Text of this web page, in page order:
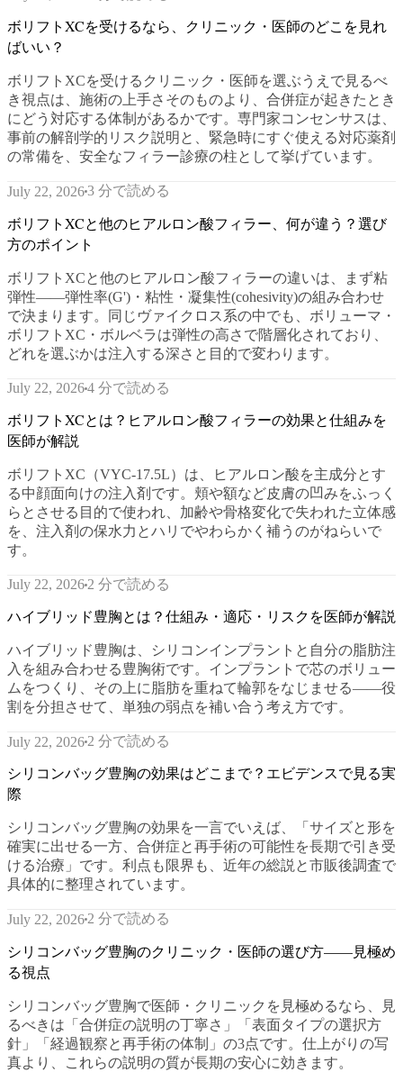
ボリフトXCを受けるなら、クリニック・医師のどこを見れ
ばいい？
ボリフトXCを受けるクリニック・医師を選ぶうえで見るべ
き視点は、施術の上手さそのものより、合併症が起きたとき
にどう対応する体制があるかです。専門家コンセンサスは、
事前の解剖学的リスク説明と、緊急時にすぐ使える対応薬剤
の常備を、安全なフィラー診療の柱として挙げています。
July 22, 20263 分で読める
ボリフトXCと他のヒアルロン酸フィラー、何が違う？選び
方のポイント
ボリフトXCと他のヒアルロン酸フィラーの違いは、まず粘
弾性——弾性率(G')・粘性・凝集性(cohesivity)の組み合わせ
で決まります。同じヴァイクロス系の中でも、ボリューマ・
ボリフトXC・ボルベラは弾性の高さで階層化されており、
どれを選ぶかは注入する深さと目的で変わります。
July 22, 20264 分で読める
ボリフトXCとは？ヒアルロン酸フィラーの効果と仕組みを
医師が解説
ボリフトXC（VYC-17.5L）は、ヒアルロン酸を主成分とす
る中顔面向けの注入剤です。頬や額など皮膚の凹みをふっく
らとさせる目的で使われ、加齢や骨格変化で失われた立体感
を、注入剤の保水力とハリでやわらかく補うのがねらいで
す。
July 22, 2026 2 分で読める
ハイブリッド豊胸とは？仕組み・適応・リスクを医師が解説
ハイブリッド豊胸は、シリコンインプラントと自分の脂肪注
入を組み合わせる豊胸術です。インプラントで芯のボリュー
ムをつくり、その上に脂肪を重ねて輪郭をなじませる——役
割を分担させて、単独の弱点を補い合う考え方です。
July 22, 2026 2 分で読める
シリコンバッグ豊胸の効果はどこまで？エビデンスで見る実
際
シリコンバッグ豊胸の効果を一言でいえば、「サイズと形を
確実に出せる一方、合併症と再手術の可能性を長期で引き受
ける治療」です。利点も限界も、近年の総説と市販後調査で
具体的に整理されています。
July 22, 2026 2 分で読める
シリコンバッグ豊胸のクリニック・医師の選び方——見極め
る視点
シリコンバッグ豊胸で医師・クリニックを見極めるなら、見
るべきは「合併症の説明の丁寧さ」「表面タイプの選択方
針」「経過観察と再手術の体制」の3点です。仕上がりの写
真より、これらの説明の質が長期の安心に効きます。